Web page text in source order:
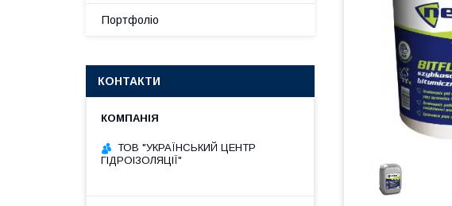
Портфоліо
КОНТАКТИ
ТОВ "УКРАЇНСЬКИЙ ЦЕНТР
ГІДРОІЗОЛЯЦІЇ"